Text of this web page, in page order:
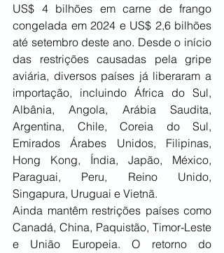
US$ 4 bilhões em carne de frango
congelada em 2024 e US$ 2,6 bilhões
até setembro deste ano. Desde o início
das restrições causadas pela gripe
aviária, diversos países já liberaram a
importação, incluindo África do Sul,
Albânia, Angola, Arábia Saudita,
Argentina, Chile, Coreia do Sul,
Emirados Árabes Unidos, Filipinas,
Hong Kong, Índia, Japão, México,
Paraguai, Peru, Reino Unido,
Singapura, Uruguai e Vietnã.
Ainda mantêm restrições países como
Canadá, China, Paquistão, Timor-Leste
e União Europeia. O retorno do